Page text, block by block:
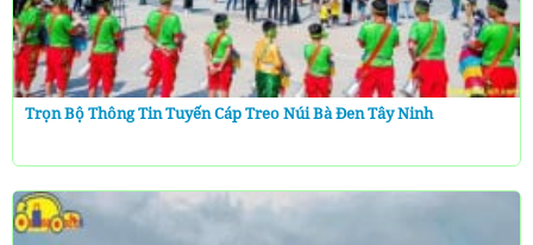
Trọn Bộ Thông Tin Tuyến Cáp Treo Núi Bà Đen Tây Ninh